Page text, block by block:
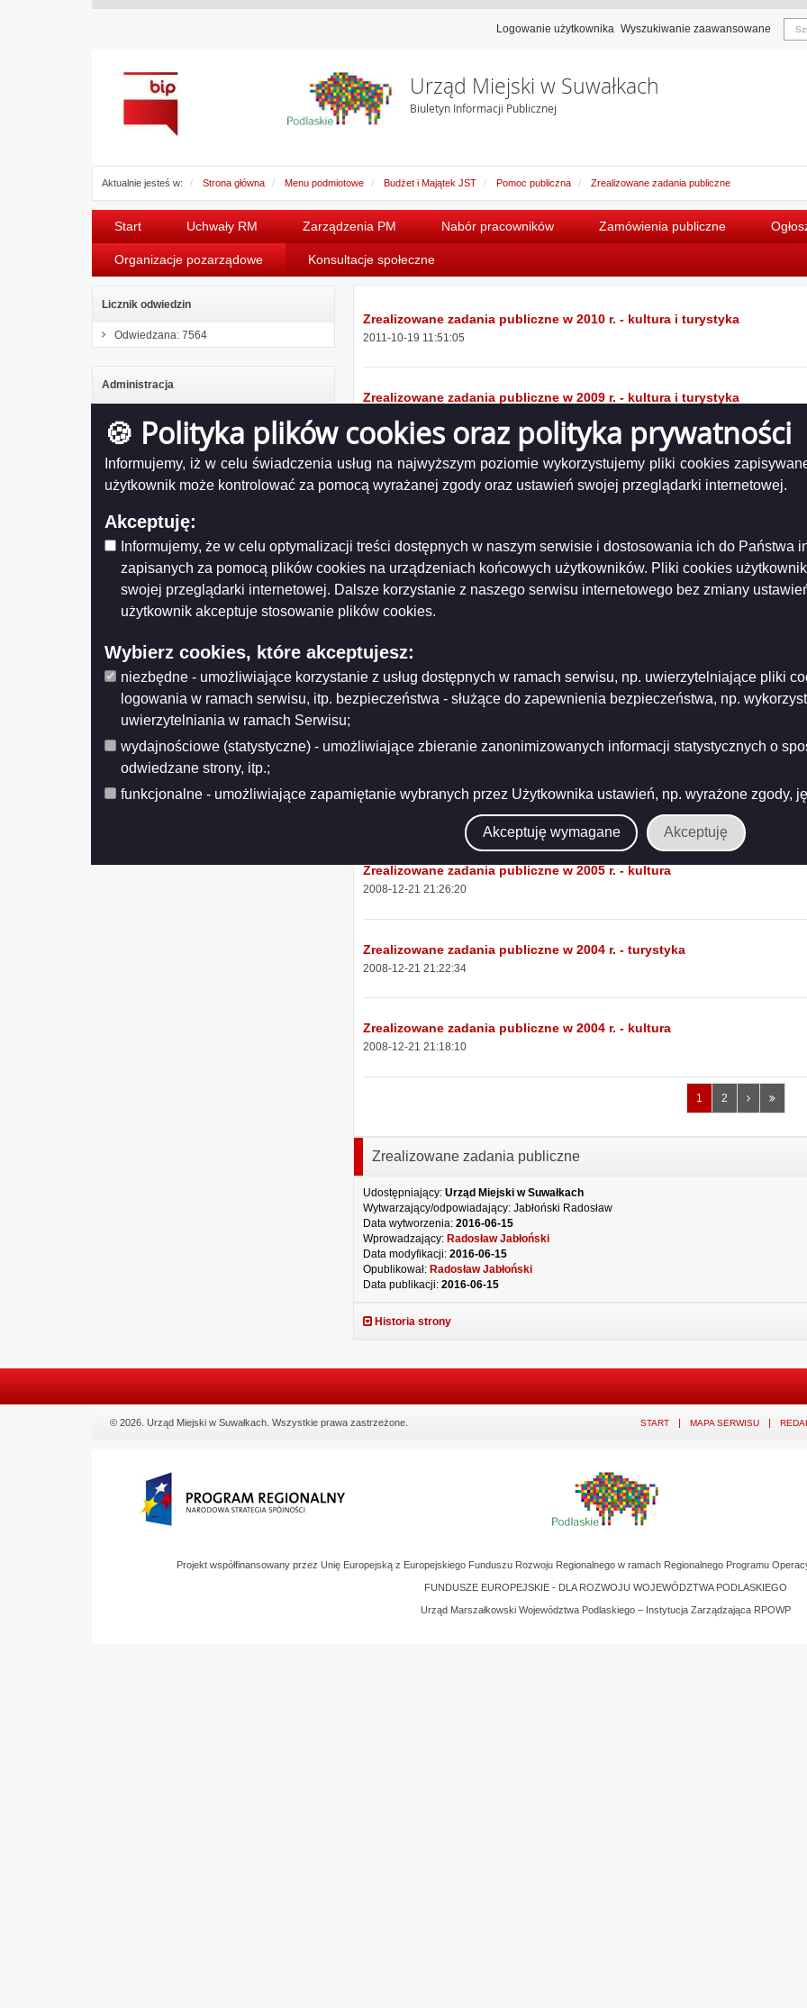
🍪 Polityka plików cookies oraz polityka prywatności
Informujemy, iż w celu świadczenia usług na najwyższym poziomie wykorzystujemy pliki cookies
użytkownik może kontrolować za pomocą wyrażanej zgody oraz ustawień swojej przeglądarki internetowej.
Akceptuję:
Informujemy, że w celu optymalizacji treści dostępnych w naszym serwisie i dostosowania ich do Państwa
zapisanych za pomocą plików cookies na urządzeniach końcowych użytkowników. Pliki cookies
swojej przeglądarki internetowej. Dalsze korzystanie z naszego serwisu internetowego bez zmiany
użytkownik akceptuje stosowanie plików cookies.
Wybierz cookies, które akceptujesz:
niezbędne - umożliwiające korzystanie z usług dostępnych w ramach serwisu, np. uwierzytelniające pliki
logowania w ramach serwisu, itp. bezpieczeństwa - służące do zapewnienia bezpieczeństwa, np.
uwierzytelniania w ramach Serwisu;
wydajnościowe (statystyczne) - umożliwiające zbieranie zanonimizowanych informacji statystycznych o
odwiedzane strony, itp.;
funkcjonalne - umożliwiające zapamiętanie wybranych przez Użytkownika ustawień, np. wyrażone zgody,
Akceptuję wymagane Akceptuję
Logowanie użytkownika Wyszukiwanie zaawansowane
Urząd Miejski w Suwałkach
Biuletyn Informacji Publicznej
Aktualnie jesteś w: Strona główna Menu podmiotowe Budżet i Majątek JST Pomoc publiczna Zrealizowane zadania publiczne
Start Uchwały RM Zarządzenia PM Nabór pracowników Zamówienia publiczne
Organizacje pozarządowe Konsultacje społeczne
Licznik odwiedzin
Odwiedzana: 7564
Administracja
Zrealizowane zadania publiczne w 2010 r. - kultura i turystyka
2011-10-19 11:51:05
Zrealizowane zadania publiczne w 2009 r. - kultura i turystyka
Zrealizowane zadania publiczne w 2008 r. - kultura i turystyka
2009-02-24 00:00:00
Zrealizowane zadania publiczne w 2007 r. - turystyka
2008-12-23 00:34:51
2008-12-23 00:30:45
Zrealizowane zadania publiczne w 2005 r. - turystyka
Zrealizowane zadania publiczne w 2005 r. - kultura
2008-12-21 21:26:20
Zrealizowane zadania publiczne w 2004 r. - turystyka
2008-12-21 21:22:34
Zrealizowane zadania publiczne w 2004 r. - kultura
2008-12-21 21:18:10
1 2
Następna
Zrealizowane zadania publiczne
Udostępniający: Urząd Miejski w Suwałkach
Wytwarzający/odpowiadający: Jabłoński Radosław
Data wytworzenia: 2016-06-15
Wprowadzający: Radosław Jabłoński
Data modyfikacji: 2016-06-15
Opublikował: Radosław Jabłoński
Data publikacji: 2016-06-15
Historia strony
© 2026. Urząd Miejski w Suwałkach. Wszystkie prawa zastrzeżone. START MAPA SERWISU
Projekt współfinansowany przez Unię Europejską z Europejskiego Funduszu Rozwoju Regionalnego w ramach Regionalnego Programu
FUNDUSZE EUROPEJSKIE - DLA ROZWOJU WOJEWÓDZTWA PODLASKIEGO
Urząd Marszałkowski Województwa Podlaskiego – Instytucja Zarządzająca RPOWP